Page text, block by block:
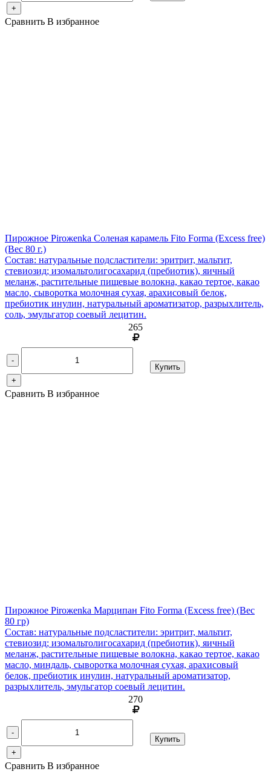
+
Сравнить В избранное
Пирожное Piroжenka Соленая карамель Fito Forma (Excess free)
(Вес 80 г.)
Состав: натуральные подсластители: эритрит, мальтит,
стевиозид; изомальтолигосахарид (пребиотик), яичный
меланж, растительные пищевые волокна, какао тертое, какао
масло, сыворотка молочная сухая, арахисовый белок,
пребиотик инулин, натуральный ароматизатор, разрыхлитель,
соль, эмульгатор соевый лецитин.
265
-
+
Купить
Сравнить В избранное
Пирожное Piroжenka Марципан Fito Forma (Excess free) (Вес
80 гр)
Состав: натуральные подсластители: эритрит, мальтит,
стевиозид; изомальтолигосахарид (пребиотик), яичный
меланж, растительные пищевые волокна, какао тертое, какао
масло, миндаль, сыворотка молочная сухая, арахисовый
белок, пребиотик инулин, натуральный ароматизатор,
разрыхлитель, эмульгатор соевый лецитин.
270
-
+
Купить
Сравнить В избранное